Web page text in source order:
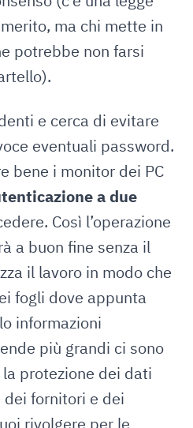
ma chi mette in
potrebbe non farsi
e cerca di evitare
eventuali password.
bene i monitor dei PC
a due
Così l’operazione
a buon fine senza il
il lavoro in modo che
fogli dove appunta
informazioni
più grandi ci sono
protezione dei dati
fornitori e dei
rivolgere per le